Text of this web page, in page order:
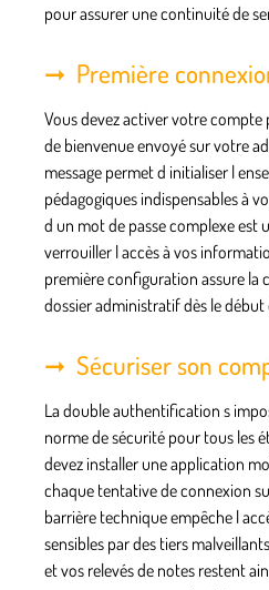
pour assurer une continuité de
Première
Vous devez activer votre compte
de bienvenue envoyé sur votre
message permet d initialiser l
pédagogiques indispensables à
d un mot de passe complexe est
verrouiller l accès à vos
première configuration assure la
dossier administratif dès le début
Sécuriser son
La double authentification s
norme de sécurité pour tous les
devez installer une application
chaque tentative de connexion
barrière technique empêche l
sensibles par des tiers
et vos relevés de notes restent